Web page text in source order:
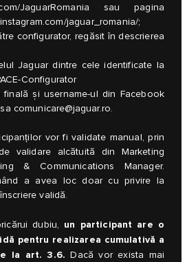
JaguarRomania sau pagina
jaguar_romania/;
configurator, regăsit în descrierea
Jaguar dintre cele identificate la
Configurator
și username-ul din Facebook
comunicare@jaguar.ro.
vor fi validate manual, prin
validare alcătuită din Marketing
& Communications Manager.
a avea loc doar cu privire la
validă.
dubiu, un participant are o
pentru realizarea cumulativă a
la art. 3.6.Dacă vor exista mai